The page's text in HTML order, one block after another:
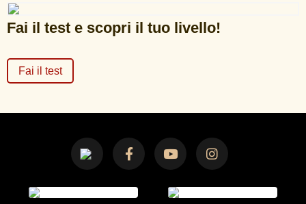
Fai il test e scopri il tuo livello!
Fai il test